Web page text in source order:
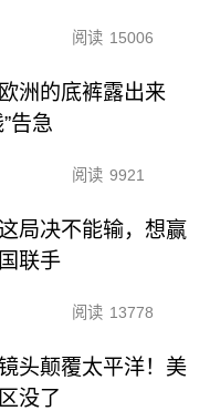
阅读 15006
洲的底裤露出来
告急
阅读 9921
局决不能输，想赢
联手
阅读 13778
头颠覆太平洋！美
没了